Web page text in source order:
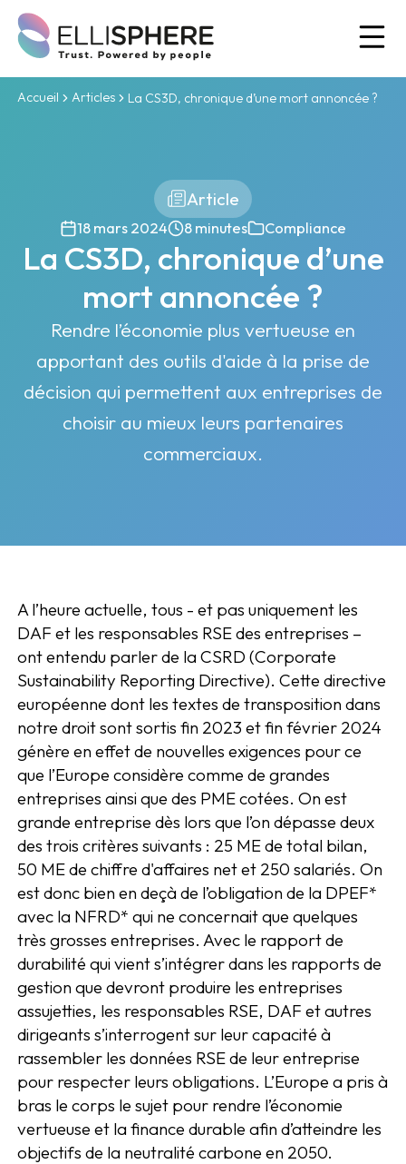
Accueil Articles La CS3D, chronique d’une mort annoncée ?
Article
18 mars 2024 8 minutes Compliance
La CS3D, chronique d’une
mort annoncée ?
Rendre l’économie plus vertueuse en
apportant des outils d'aide à la prise de
décision qui permettent aux entreprises de
choisir au mieux leurs partenaires
commerciaux.
A l’heure actuelle, tous - et pas uniquement les
DAF et les responsables RSE des entreprises –
ont entendu parler de la CSRD (Corporate
Sustainability Reporting Directive). Cette directive
européenne dont les textes de transposition dans
notre droit sont sortis fin 2023 et fin février 2024
génère en effet de nouvelles exigences pour ce
que l’Europe considère comme de grandes
entreprises ainsi que des PME cotées. On est
grande entreprise dès lors que l’on dépasse deux
des trois critères suivants : 25 ME de total bilan,
50 ME de chiffre d'affaires net et 250 salariés. On
est donc bien en deçà de l’obligation de la DPEF*
avec la NFRD* qui ne concernait que quelques
très grosses entreprises. Avec le rapport de
durabilité qui vient s’intégrer dans les rapports de
gestion que devront produire les entreprises
assujetties, les responsables RSE, DAF et autres
dirigeants s’interrogent sur leur capacité à
rassembler les données RSE de leur entreprise
pour respecter leurs obligations. L’Europe a pris à
bras le corps le sujet pour rendre l’économie
vertueuse et la finance durable afin d’atteindre les
objectifs de la neutralité carbone en 2050.